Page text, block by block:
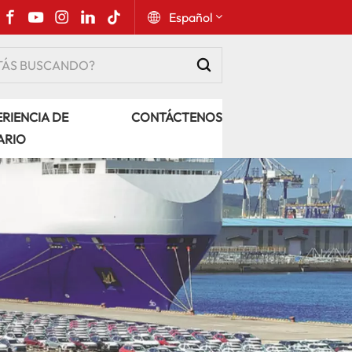
Español
Русский
Español
Português
عربي
kiswahili
DE
CONTÁCTENOS